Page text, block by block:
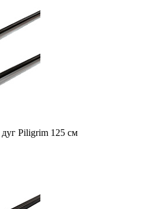
Piligrim 125 см